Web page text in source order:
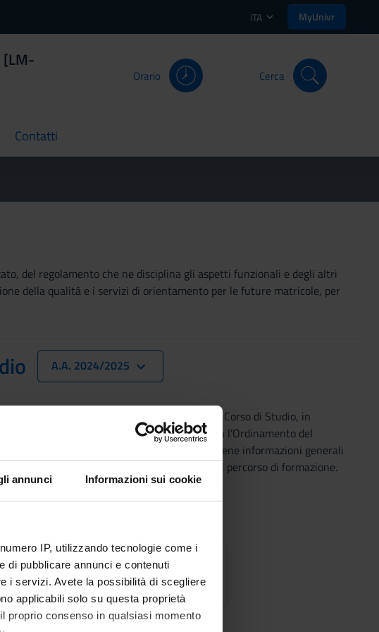
annunci Informazioni sui cookie
IP, utilizzando tecnologie come i
di pubblicare annunci e contenuti
i servizi. Avete la possibilità di scegliere
applicabili solo su questa proprietà
proprio consenso in qualsiasi momento
ITA MyUnivr
[LM-
Orario Cerca
Contatti
current
del regolamento che ne disciplina gli aspetti funzionali e degli altri
della qualità e i servizi di orientamento per le future matricole, per
A.A. 2024/2025
che specifica gli aspetti organizzativi del Corso di Studio, in
con il Regolamento Didattico di Ateneo e con l’Ordinamento del
e contiene informazioni generali
di Studio, sugli insegnamenti e sulle regole sul percorso di formazione.
Regolamento studenti
Link